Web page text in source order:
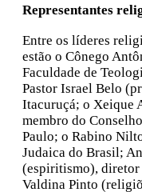
Representantes
Entre os líderes
estão o Cônego
Faculdade de
Pastor Israel Belo
Itacuruçá; o Xeique
membro do
Paulo; o Rabino
Judaica do Brasil;
(espiritismo), diretor
Valdina Pinto